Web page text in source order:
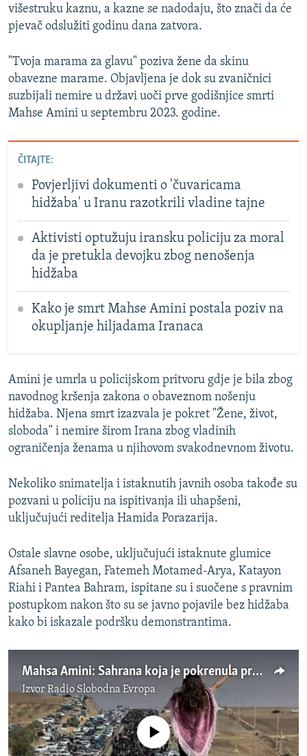
višestruku kaznu, a kazne se nadodaju, što znači da će
pjevač odslužiti godinu dana zatvora.
"Tvoja marama za glavu" poziva žene da skinu
obavezne marame. Objavljena je dok su zvaničnici
suzbijali nemire u državi uoči prve godišnjice smrti
Mahse Amini u septembru 2023. godine.
ČITAJTE:
Povjerljivi dokumenti o 'čuvaricama
hidžaba' u Iranu razotkrili vladine tajne
Aktivisti optužuju iransku policiju za moral
da je pretukla devojku zbog nenošenja
hidžaba
Kako je smrt Mahse Amini postala poziv na
okupljanje hiljadama Iranaca
Amini je umrla u policijskom pritvoru gdje je bila zbog
navodnog kršenja zakona o obaveznom nošenju
hidžaba. Njena smrt izazvala je pokret "Žene, život,
sloboda" i nemire širom Irana zbog vladinih
ograničenja ženama u njihovom svakodnevnom životu.
Nekoliko snimatelja i istaknutih javnih osoba takođe su
pozvani u policiju na ispitivanja ili uhapšeni,
uključujući reditelja Hamida Porazarija.
Ostale slavne osobe, uključujući istaknute glumice
Afsaneh Bayegan, Fatemeh Motamed-Arya, Katayon
Riahi i Pantea Bahram, ispitane su i suočene s pravnim
postupkom nakon što su se javno pojavile bez hidžaba
kako bi iskazale podršku demonstrantima.
Mahsa Amini: Sahrana koja je pokrenula proteste protiv hidžaba širom Irana
IzvorRadio Slobodna Evropa
No media source currently available